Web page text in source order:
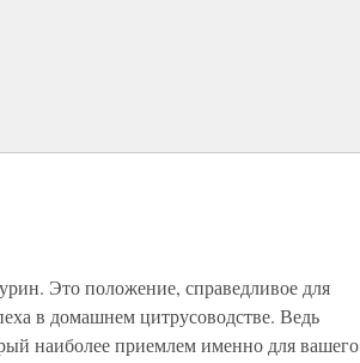
Это положение, справедливое для
в домашнем цитрусоводстве. Ведь
наиболее приемлем именно для вашего